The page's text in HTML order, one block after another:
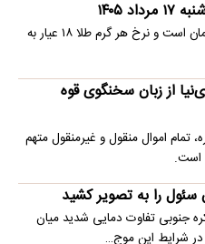
۱۴۰۵
قیمت هر دلار آمریکا امروز ۱۸۸ هزار تومان است و نرخ هر گرم طلا ۱۸ عیار به
از زبان سخنگوی قوه
تمام اموال منقول و غیرمنقول متهم
است.
سئول را به تصویر کشید
جنوبی تفاوت دمایی شدید میان
شرایط این موج…